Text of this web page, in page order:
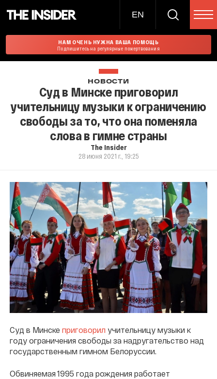
EN
НАМ ОЧЕНЬ НУЖНА ВАША ПОМОЩЬ
Подпишитесь на регулярные пожертвования
НОВОСТИ
Суд в Минске приговорил
учительницу музыки к ограничению
свободы за то, что она поменяла
слова в гимне страны
The Insider
28 июня 2021 г., 19:25
Суд в Минске приговорил учительницу музыки к
году ограничения свободы за надругательство над
государственным гимном Белоруссии.
Обвиняемая 1995 года рождения работает